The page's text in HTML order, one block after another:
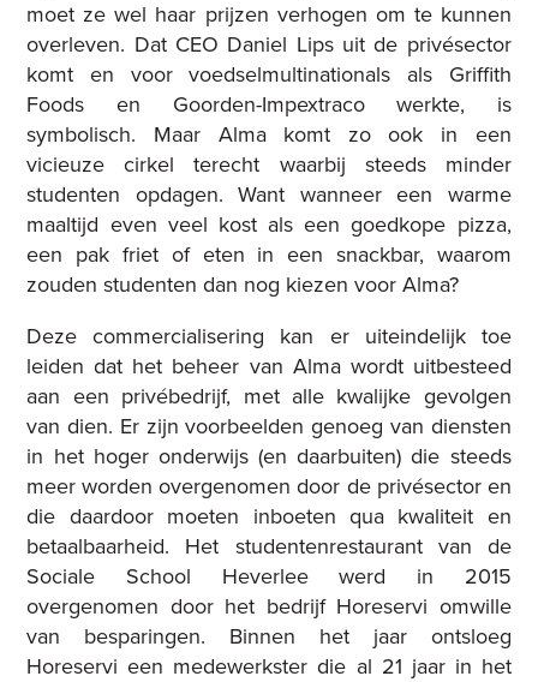
moet ze wel haar prijzen verhogen om te kunnen
overleven. Dat CEO Daniel Lips uit de privésector
komt en voor voedselmultinationals als Griffith
Foods en Goorden-Impextraco werkte, is
symbolisch. Maar Alma komt zo ook in een
vicieuze cirkel terecht waarbij steeds minder
studenten opdagen. Want wanneer een warme
maaltijd even veel kost als een goedkope pizza,
een pak friet of eten in een snackbar, waarom
zouden studenten dan nog kiezen voor Alma?
Deze commercialisering kan er uiteindelijk toe
leiden dat het beheer van Alma wordt uitbesteed
aan een privébedrijf, met alle kwalijke gevolgen
van dien. Er zijn voorbeelden genoeg van diensten
in het hoger onderwijs (en daarbuiten) die steeds
meer worden overgenomen door de privésector en
die daardoor moeten inboeten qua kwaliteit en
betaalbaarheid. Het studentenrestaurant van de
Sociale School Heverlee werd in 2015
overgenomen door het bedrijf Horeservi omwille
van besparingen. Binnen het jaar ontsloeg
Horeservi een medewerkster die al 21 jaar in het